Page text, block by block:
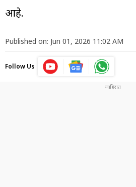
आहे.
Published on: Jun 01, 2026 11:02 AM
Follow Us